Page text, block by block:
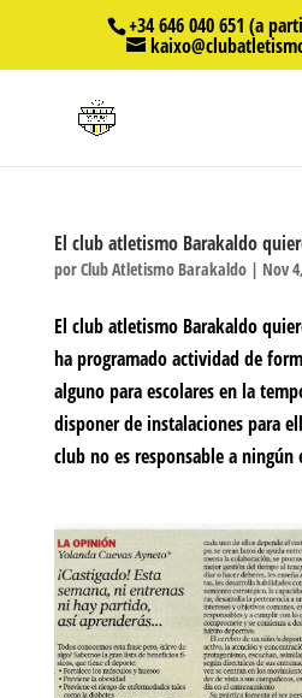
+34 646 040 651 (a
El club atletismo Barakaldo
porClub Atletismo Barakaldo| Nov
El club atletismo Barakaldo
ha programado actividad de
alguno para escolares en la
disponer de instalaciones para
club no es responsable a ningún